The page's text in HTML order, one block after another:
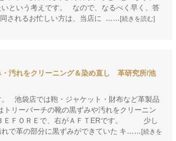
という考えです。 なので、なるべく早く、答
されるお忙しい方は、当店に …… [続きを読む]
・汚れをクリーニング＆染め直し 革研究所/池
池袋店では鞄・ジャケット・財布など革製品
リーバーチの靴の黒ずみや汚れをクリーニン
ＢＥＦＯＲＥで、右がＡＦＴERです。 少し
れで革の部分に黒ずみができていた キ…… [続きを